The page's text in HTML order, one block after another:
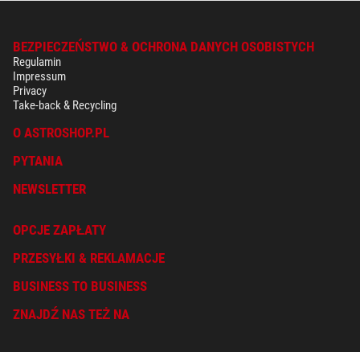
BEZPIECZEŃSTWO & OCHRONA DANYCH OSOBISTYCH
Regulamin
Impressum
Privacy
Take-back & Recycling
O ASTROSHOP.PL
PYTANIA
NEWSLETTER
OPCJE ZAPŁATY
PRZESYŁKI & REKLAMACJE
BUSINESS TO BUSINESS
ZNAJDŹ NAS TEŻ NA